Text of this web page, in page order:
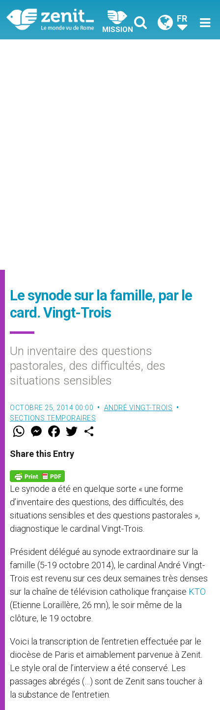
MISSION
FR
Le synode sur la famille, par le
card. Vingt-Trois
Un inventaire des questions
pastorales, des difficultés, des
situations sensibles
OCTOBRE 25, 2014 00:00
ANDRÉ VINGT-TROIS
SECTIONS TEMPORAIRES
W
t
s
p
p
M
e
s
e
g
e
r
F
a
e
b
o
k
w
Share this Entry
Le synode a été en quelque sorte « une forme
d’inventaire des questions, des difficultés, des
situations sensibles et des questions pastorales »,
diagnostique le cardinal Vingt-Trois.
Président délégué au synode extraordinaire sur la
famille (5-19 octobre 2014), le cardinal André Vingt-
Trois est revenu sur ces deux semaines très denses
sur la chaîne de télévision catholique française KTO
(Etienne Loraillère, 26 mn), le soir même de la
clôture, le 19 octobre.
Voici la transcription de l’entretien effectuée par le
diocèse de Paris et aimablement parvenue à Zenit.
Le style oral de l’interview a été conservé. Les
passages abrégés (…) sont de Zenit sans toucher à
la substance de l’entretien.